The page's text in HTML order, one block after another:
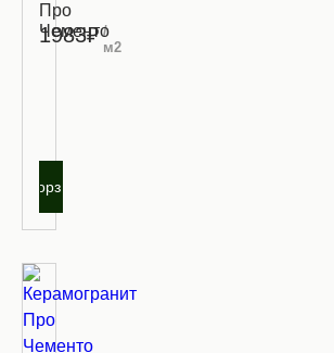
Про
Чементо
1983₽ /
м2
В корзину